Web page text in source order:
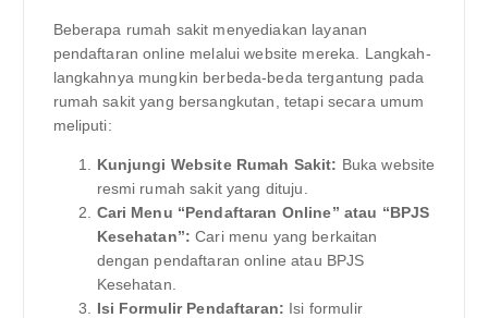
Beberapa rumah sakit menyediakan layanan
pendaftaran online melalui website mereka. Langkah-
langkahnya mungkin berbeda-beda tergantung pada
rumah sakit yang bersangkutan, tetapi secara umum
meliputi:
Kunjungi Website Rumah Sakit: Buka website
resmi rumah sakit yang dituju.
Cari Menu “Pendaftaran Online” atau “BPJS
Kesehatan”: Cari menu yang berkaitan
dengan pendaftaran online atau BPJS
Kesehatan.
Isi Formulir Pendaftaran: Isi formulir